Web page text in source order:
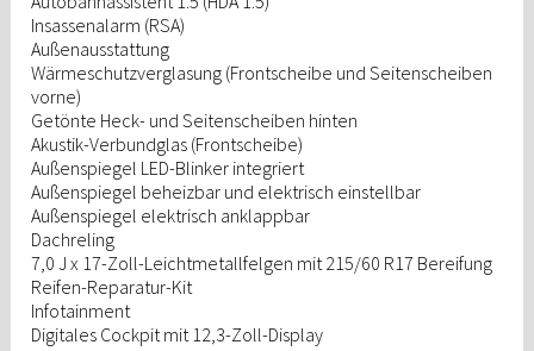
Insassenalarm (RSA)
Außenausstattung
Wärmeschutzverglasung (Frontscheibe und Seitenscheiben
vorne)
Getönte Heck- und Seitenscheiben hinten
Akustik-Verbundglas (Frontscheibe)
Außenspiegel LED-Blinker integriert
Außenspiegel beheizbar und elektrisch einstellbar
Außenspiegel elektrisch anklappbar
Dachreling
7,0 J x 17-Zoll-Leichtmetallfelgen mit 215/60 R17 Bereifung
Reifen-Reparatur-Kit
Infotainment
Digitales Cockpit mit 12,3-Zoll-Display